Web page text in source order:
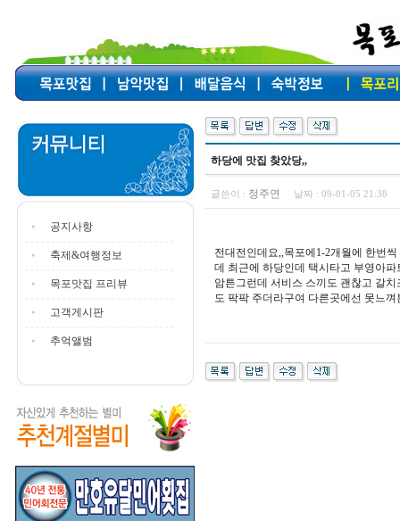
공지사항
축제&여행정보
목포맛집 프리뷰
고객게시판
추억앨범
하당에 맛집 찾았당,,
글쓴이 : 정주연 날짜 : 09-01-05 21:38
전대전인데요,,목포에1-2개월에 한번
데 최근에 하당인데 택시타고 부영아
암튼그런데 서비스 스끼도 괜찮고 갈
도 팍팍 주더라구여 다른곳에선 못느